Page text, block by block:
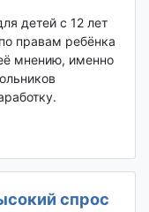
детей с 12 лет
правам ребёнка
мнению, именно
спрос